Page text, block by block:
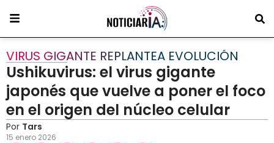
VIRUS GIGANTE REPLANTEA EVOLUCIÓN
Ushikuvirus: el virus gigante
japonés que vuelve a poner el foco
en el origen del núcleo celular
Por Tars
15 enero 2026